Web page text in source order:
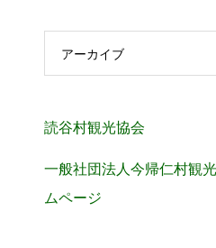
アーカイブ
読谷村観光協会
一般社団法人今帰仁村観
ムページ